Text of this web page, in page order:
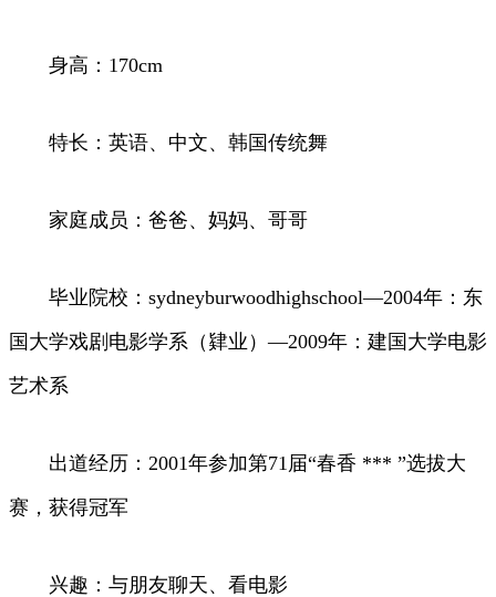
身高：170cm
特长：英语、中文、韩国传统舞
家庭成员：爸爸、妈妈、哥哥
毕业院校：sydneyburwoodhighschool—2004年：东
国大学戏剧电影学系（肄业）—2009年：建国大学电影
艺术系
出道经历：2001年参加第71届“春香 *** ”选拔大
赛，获得冠军
兴趣：与朋友聊天、看电影